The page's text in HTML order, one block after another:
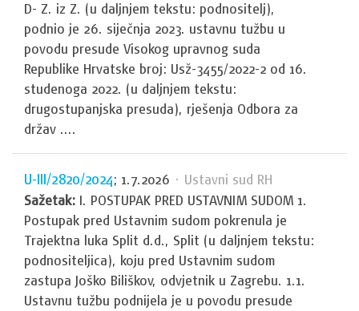
D- Z. iz Z. (u daljnjem tekstu: podnositelj),
podnio je 26. siječnja 2023. ustavnu tužbu u
povodu presude Visokog upravnog suda
Republike Hrvatske broj: Usž-3455/2022-2 od 16.
studenoga 2022. (u daljnjem tekstu:
drugostupanjska presuda), rješenja Odbora za
držav ....
U-III/2820/2024; 1.7.2026 · Ustavni sud RH
Sažetak: I. POSTUPAK PRED USTAVNIM SUDOM 1.
Postupak pred Ustavnim sudom pokrenula je
Trajektna luka Split d.d., Split (u daljnjem tekstu:
podnositeljica), koju pred Ustavnim sudom
zastupa Joško Biliškov, odvjetnik u Zagrebu. 1.1.
Ustavnu tužbu podnijela je u povodu presude